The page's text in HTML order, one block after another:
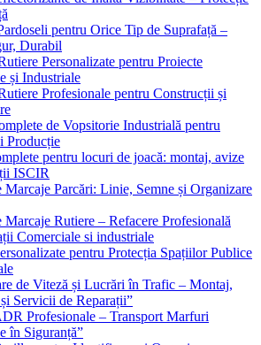
pentru Orice Tip de Suprafață –
Durabil
Personalizate pentru Proiecte
și Industriale
Profesionale pentru Construcții și
de Vopsitorie Industrială pentru
Producție
pentru locuri de joacă: montaj, avize
ISCIR
Marcaje Parcări: Linie, Semne și Organizare
Marcaje Rutiere – Refacere Profesională
Comerciale si industriale
pentru Protecția Spațiilor Publice
de Viteză și Lucrări în Trafic – Montaj,
Servicii de Reparații”
Profesionale – Transport Marfuri
în Siguranță”